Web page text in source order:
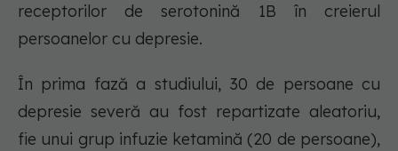
receptorilor de serotonină 1B în creierul
persoanelor cu depresie.
În prima fază a studiului, 30 de persoane cu
depresie severă au fost repartizate aleatoriu,
fie unui grup infuzie ketamină (20 de persoane),